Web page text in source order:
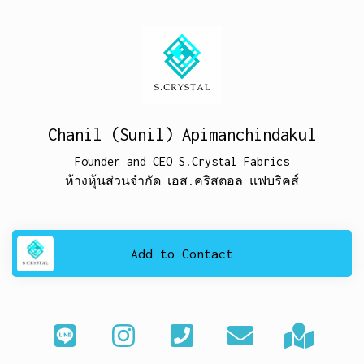
Chanil (Sunil) Apimanchindakul
Founder and CEO S.Crystal Fabrics
ห้างหุ้นส่วนจำกัด เอส.คริสตอล แฟบริคส์
Add to Contact